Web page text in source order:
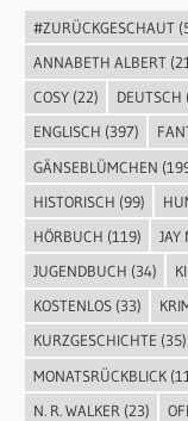
#ZURÜCKGESCHAUT
ANNABETH ALBERT
COSY(22) DEUTSCH
ENGLISCH (397)
GÄNSEBLÜMCHEN
HISTORISCH (99)
HÖRBUCH (119) JAY
JUGENDBUCH (34)
KOSTENLOS(33)
KURZGESCHICHTE (35)
MONATSRÜCKBLICK
N. R. WALKER (23)